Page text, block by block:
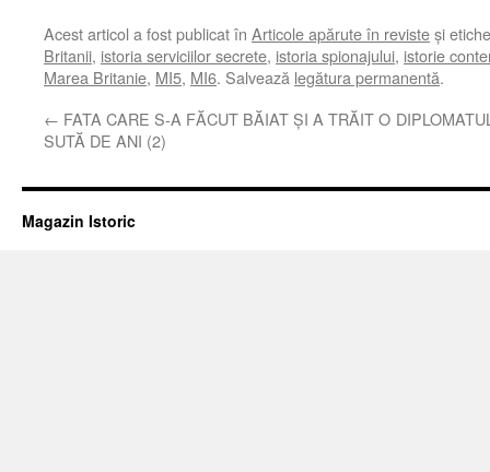
Acest articol a fost publicat în Articole apărute în revisteși
Britanii, istoria serviciilor secrete, istoria spionajului, istorie
Marea Britanie, MI5, MI6. Salvează legătura permanentă.
← FATA CARE S-A FĂCUT BĂIAT ŞI A TRĂIT O
SUTĂ DE ANI (2)
Magazin Istoric